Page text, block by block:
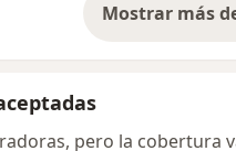
Mostrar más
pero la cobertura